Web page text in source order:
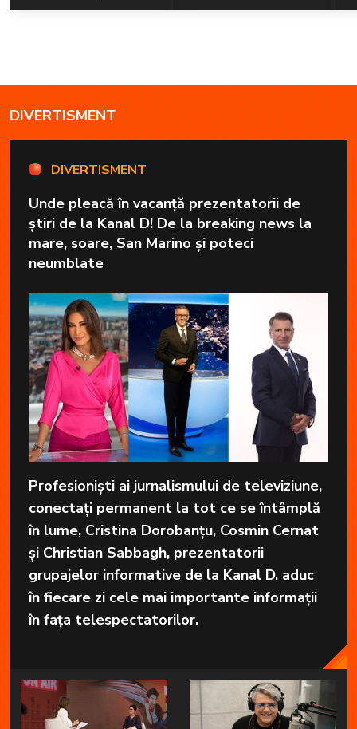
DIVERTISMENT
DIVERTISMENT
Unde pleacă în vacanță prezentatorii de
știri de la Kanal D! De la breaking news la
mare, soare, San Marino și poteci
neumblate
Profesioniști ai jurnalismului de televiziune,
conectați permanent la tot ce se întâmplă
în lume, Cristina Dorobanțu, Cosmin Cernat
și Christian Sabbagh, prezentatorii
grupajelor informative de la Kanal D, aduc
în fiecare zi cele mai importante informații
în fața telespectatorilor.